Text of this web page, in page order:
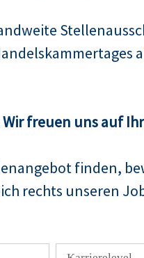
Wir freuen uns auf
finden,
rechts unseren